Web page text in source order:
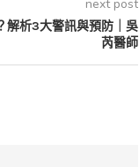
next post
解析3大警訊與預防｜吳
芮醫師